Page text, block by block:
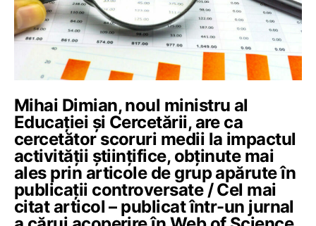
Mihai Dimian, noul ministru al
Educației și Cercetării, are ca
cercetător scoruri medii la impactul
activității științifice, obținute mai
ales prin articole de grup apărute în
publicații controversate / Cel mai
citat articol – publicat într-un jurnal